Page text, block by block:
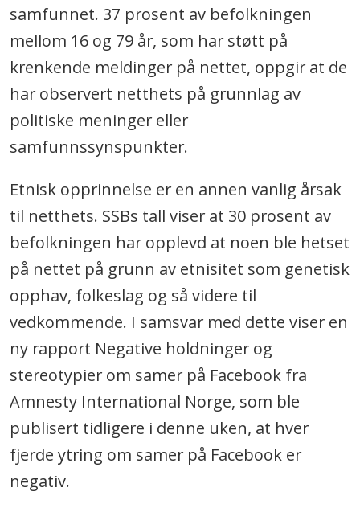
samfunnet. 37 prosent av befolkningen
mellom 16 og 79 år, som har støtt på
krenkende meldinger på nettet, oppgir at de
har observert netthets på grunnlag av
politiske meninger eller
samfunnssynspunkter.
Etnisk opprinnelse er en annen vanlig årsak
til netthets. SSBs tall viser at 30 prosent av
befolkningen har opplevd at noen ble hetset
på nettet på grunn av etnisitet som genetisk
opphav, folkeslag og så videre til
vedkommende. I samsvar med dette viser en
ny rapport Negative holdninger og
stereotypier om samer på Facebook fra
Amnesty International Norge, som ble
publisert tidligere i denne uken, at hver
fjerde ytring om samer på Facebook er
negativ.